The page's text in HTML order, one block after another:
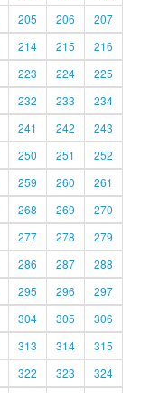
205 206
207
214 215
216
223 224
225
232 233
234
241 242
243
250 251
252
259 260
261
268 269
270
277 278
279
286 287
288
295 296
297
304 305
306
313 314
315
322 323
324